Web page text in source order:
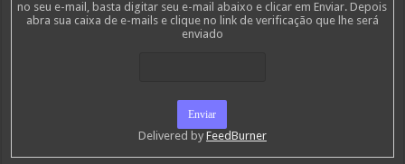
no seu e-mail, basta digitar seu e-mail abaixo e clicar em Enviar. Depois
abra sua caixa de e-mails e clique no link de verificação que lhe será
enviado
Delivered by FeedBurner